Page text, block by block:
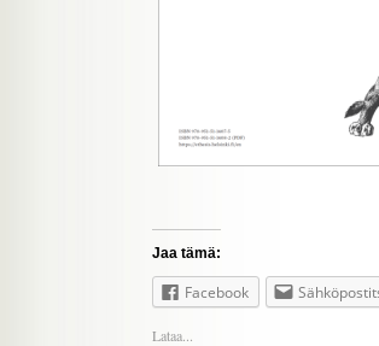
Jaa tämä:
Facebook
Lataa...